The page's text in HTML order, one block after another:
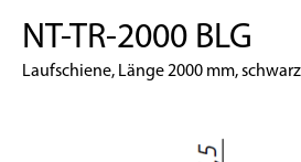
NT-TR-2000 BLG
Laufschiene, Länge 2000 mm,